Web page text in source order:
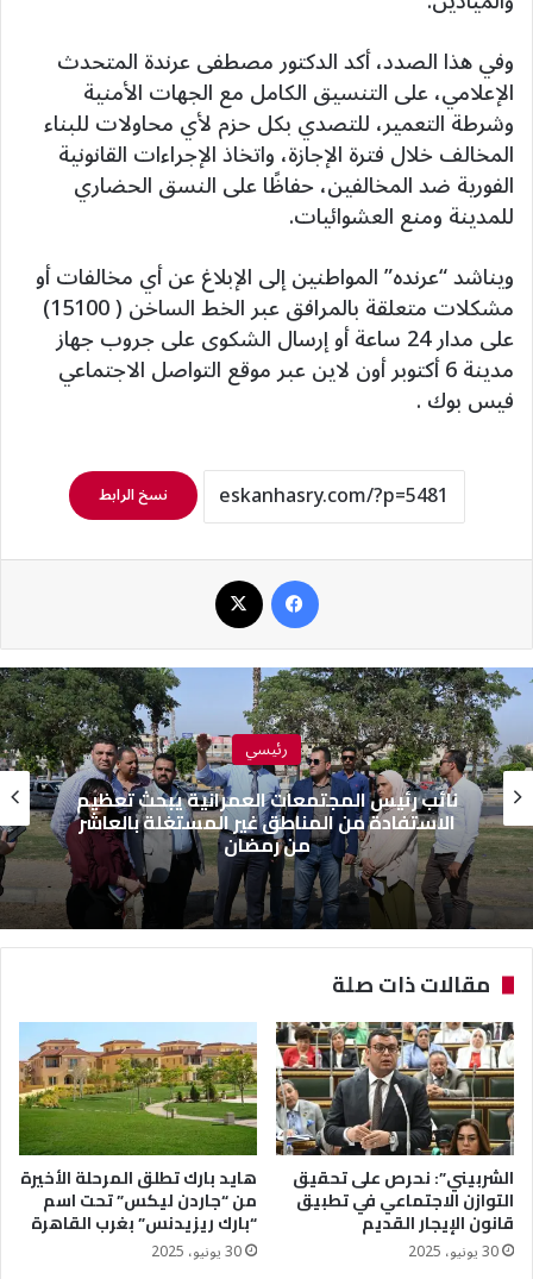
وفي هذا الصدد، أكد الدكتور مصطفى عرندة المتحدث
الإعلامي، على التنسيق الكامل مع الجهات الأمنية
وشرطة التعمير، للتصدي بكل حزم لأي محاولات للبناء
المخالف خلال فترة الإجازة، واتخاذ الإجراءات القانونية
الفورية ضد المخالفين، حفاظًا على النسق الحضاري
للمدينة ومنع العشوائيات.
ويناشد “عرنده” المواطنين إلى الإبلاغ عن أي مخالفات أو
مشكلات متعلقة بالمرافق عبر الخط الساخن ( 15100)
على مدار 24 ساعة أو إرسال الشكوى على جروب جهاز
مدينة 6 أكتوبر أون لاين عبر موقع التواصل الاجتماعي
فيس بوك .
نسخ الرابط
رئيسي
نائب رئيس المجتمعات العمرانية يبحث تعظيم
الاستفادة من المناطق غير المستغلة بالعاشر
من رمضان
مقالات ذات صلة
الشربيني”: نحرص على تحقيق
التوازن الاجتماعي في تطبيق
قانون الإيجار القديم
30 يونيو، 2025
هايد بارك تطلق المرحلة الأخيرة
من “جاردن ليكس” تحت اسم
“بارك ريزيدنس” بغرب القاهرة
30 يونيو، 2025